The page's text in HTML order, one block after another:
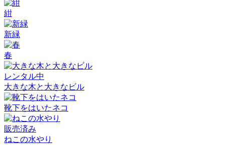
紺
新緑
春
レンタル中
大きな木と大きなビル
靴下をはいたネコ
販売済み
ねこの水やり